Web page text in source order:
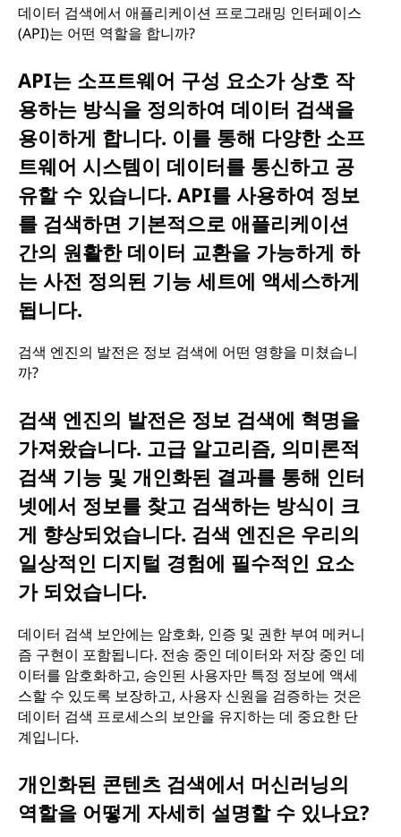
데이터 검색에서 애플리케이션 프로그래밍 인터페이스
(API)는 어떤 역할을 합니까?
API는 소프트웨어 구성 요소가 상호 작
용하는 방식을 정의하여 데이터 검색을
용이하게 합니다. 이를 통해 다양한 소프
트웨어 시스템이 데이터를 통신하고 공
유할 수 있습니다. API를 사용하여 정보
를 검색하면 기본적으로 애플리케이션
간의 원활한 데이터 교환을 가능하게 하
는 사전 정의된 기능 세트에 액세스하게
됩니다.
검색 엔진의 발전은 정보 검색에 어떤 영향을 미쳤습니
까?
검색 엔진의 발전은 정보 검색에 혁명을
가져왔습니다. 고급 알고리즘, 의미론적
검색 기능 및 개인화된 결과를 통해 인터
넷에서 정보를 찾고 검색하는 방식이 크
게 향상되었습니다. 검색 엔진은 우리의
일상적인 디지털 경험에 필수적인 요소
가 되었습니다.
데이터 검색 보안에는 암호화, 인증 및 권한 부여 메커니
즘 구현이 포함됩니다. 전송 중인 데이터와 저장 중인 데
이터를 암호화하고, 승인된 사용자만 특정 정보에 액세
스할 수 있도록 보장하고, 사용자 신원을 검증하는 것은
데이터 검색 프로세스의 보안을 유지하는 데 중요한 단
계입니다.
개인화된 콘텐츠 검색에서 머신러닝의
역할을 어떻게 자세히 설명할 수 있나요?